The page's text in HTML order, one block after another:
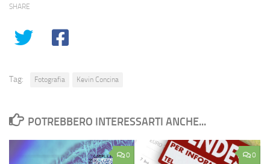
SHARE
Tag: Fotografia Kevin Concina
POTREBBERO INTERESSARTI ANCHE...
0 0